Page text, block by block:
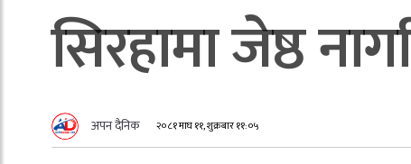
सिरहामा जेष्ठ
अपन दैनिक २०८१ माघ ११, शुक्रबार ११:०५